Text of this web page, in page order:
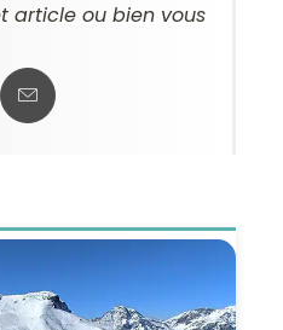
article ou bien vous